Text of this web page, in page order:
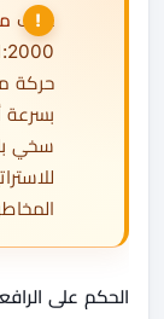
⚠ف
حركة
سخي
الحكم على